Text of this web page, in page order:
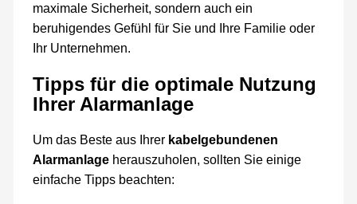
maximale Sicherheit, sondern auch ein
beruhigendes Gefühl für Sie und Ihre Familie oder
Ihr Unternehmen.
Tipps für die optimale Nutzung
Ihrer Alarmanlage
Um das Beste aus Ihrer kabelgebundenen
Alarmanlageherauszuholen, sollten Sie einige
einfache Tipps beachten: